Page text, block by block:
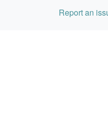
Report an